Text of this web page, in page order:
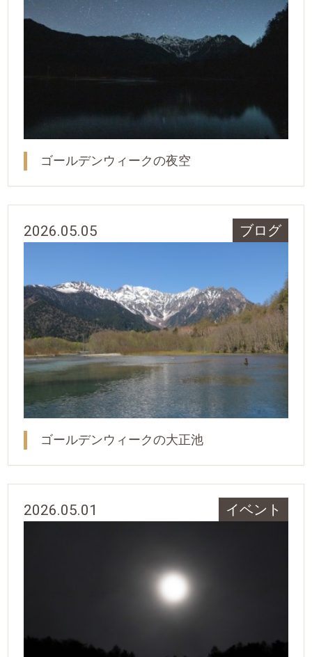
ゴールデンウィークの夜空
2026.05.05 ブログ
ゴールデンウィークの大正池
2026.05.01 イベント